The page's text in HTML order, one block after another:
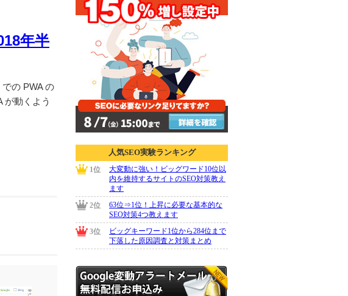
年半
の PWA の
が動くよう